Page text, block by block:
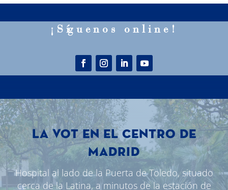
¡S íguenos online!
LA VOT EN EL CENTRO DE
MADRID
Hospital al lado de la Puerta de Toledo, situado
cerca de la Latina, a minutos de la estación de